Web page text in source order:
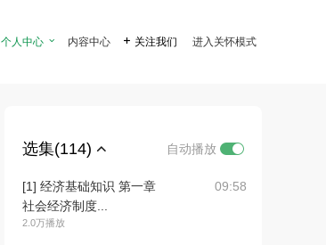
个人中心  内容中心  关注我们 进入关怀模式
选集(114) 自动播放
[1] 经济基础知识 第一章
社会经济制度...
2.0万播放
09:58